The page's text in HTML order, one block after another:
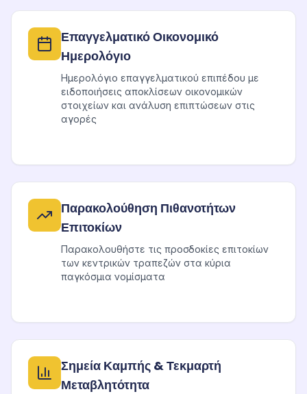
Επαγγελματικό Οικονομικό
Ημερολόγιο
Ημερολόγιο επαγγελματικού επιπέδου με
ειδοποιήσεις αποκλίσεων οικονομικών
στοιχείων και ανάλυση επιπτώσεων στις
αγορές
Παρακολούθηση Πιθανοτήτων
Επιτοκίων
Παρακολουθήστε τις προσδοκίες επιτοκίων
των κεντρικών τραπεζών στα κύρια
παγκόσμια νομίσματα
Σημεία Καμπής & Τεκμαρτή
Μεταβλητότητα